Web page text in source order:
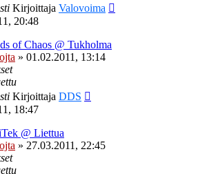
Kirjoittaja Valovoima
20:48
of Chaos @ Tukholma
» 01.02.2011, 13:14
Kirjoittaja DDS
18:47
@ Liettua
» 27.03.2011, 22:45